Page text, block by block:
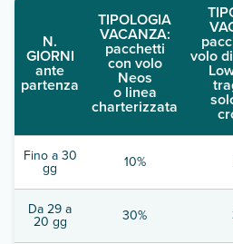
N.
GIORNI
ante
partenza
TIPOLOGIA
VACANZA:
pacchetti
con volo
Neos
o linea
charterizzata
volo
Fino a 30
gg 10%
Da 29 a
20 gg 30%